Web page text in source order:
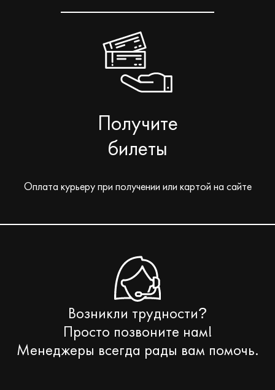
Получите
билеты
Оплата курьеру при получении или картой на сайте
Возникли трудности?
Просто позвоните нам!
Менеджеры всегда рады вам помочь.